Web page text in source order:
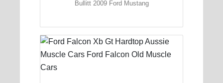
Bullitt 2009 Ford Mustang